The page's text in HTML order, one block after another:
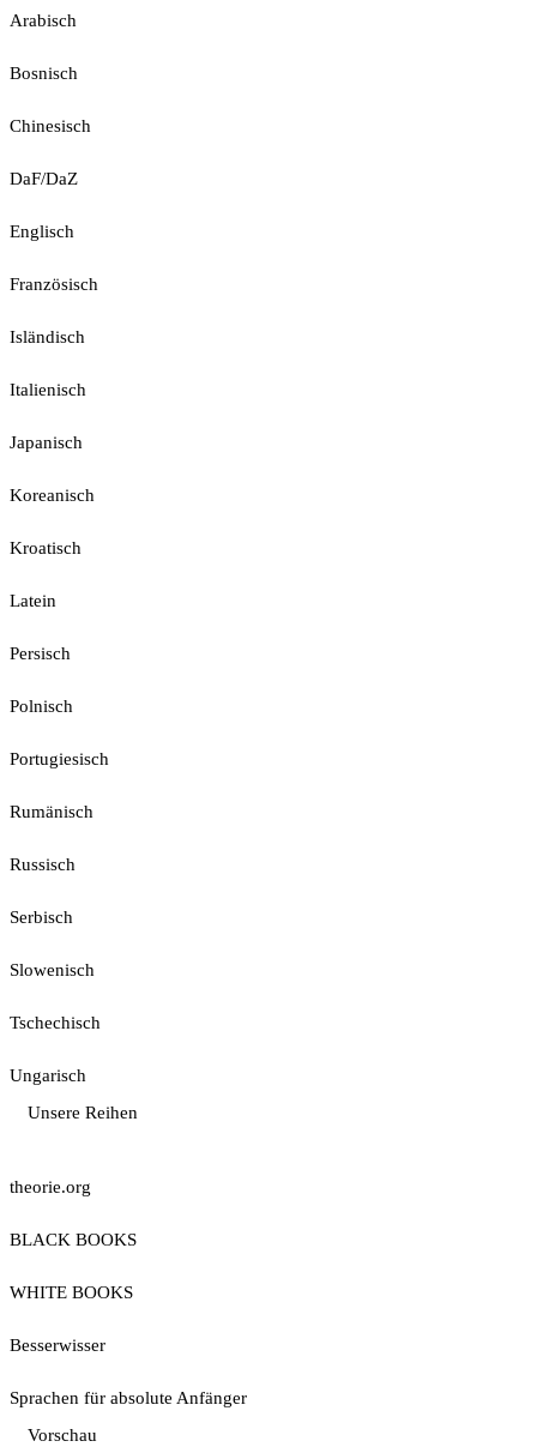
Arabisch
Bosnisch
Chinesisch
DaF/DaZ
Englisch
Französisch
Isländisch
Italienisch
Japanisch
Koreanisch
Kroatisch
Latein
Persisch
Polnisch
Portugiesisch
Rumänisch
Russisch
Serbisch
Slowenisch
Tschechisch
Ungarisch
Unsere Reihen
theorie.org
BLACK BOOKS
WHITE BOOKS
Besserwisser
Sprachen für absolute Anfänger
Vorschau